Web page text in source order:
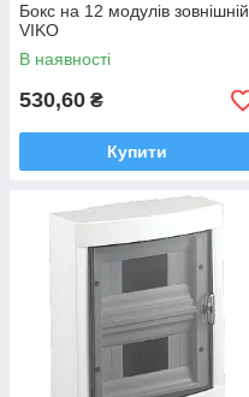
Бокс на 12 модулів зовнішній
VIKO
В наявності
530,60 ₴
Купити